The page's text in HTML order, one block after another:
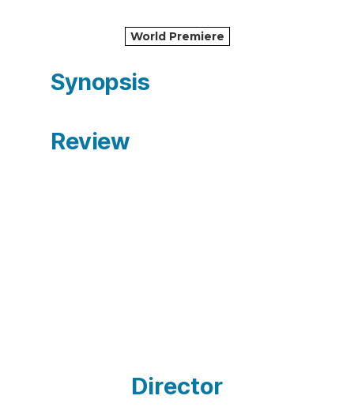
World Premiere
Synopsis
Review
Director